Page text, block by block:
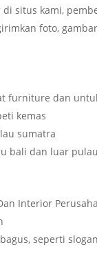
situs kami,
foto,
furniture dan
kemas
sumatra
bali dan luar pulau
Interior
seperti slogan